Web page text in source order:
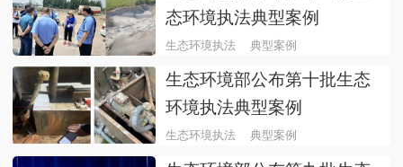
态环境执法典型案例
生态环境执法 典型案例
生态环境部公布第十批生态
环境执法典型案例
生态环境执法 典型案例